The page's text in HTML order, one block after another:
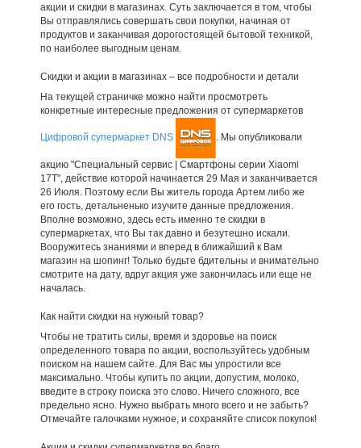
акции и скидки в магазинах. Суть заключается в том, чтобы
Вы отправлялись совершать свои покупки, начиная от
продуктов и заканчивая дорогостоящей бытовой техникой,
по наиболее выгодным ценам.
Скидки и акции в магазинах – все подробности и детали
На текущей страничке можно найти просмотреть
конкретные интересные предложения от супермаркетов
Цифровой супермаркет DNS . Мы опубликовали
акцию "Специальный сервис | Смартфоны серии Xiaomi
17Т", действие которой начинается 29 Мая и заканчивается
26 Июля. Поэтому если Вы житель города Артем либо же
его гость, детальненько изучите данные предложения.
Вполне возможно, здесь есть именно те скидки в
супермаркетах, что Вы так давно и безутешно искали.
Вооружитесь знаниями и вперед в ближайший к Вам
магазин на шопинг! Только будьте бдительны и внимательно
смотрите на дату, вдруг акция уже закончилась или еще не
началась.
Как найти скидки на нужный товар?
Чтобы не тратить силы, время и здоровье на поиск
определенного товара по акции, воспользуйтесь удобным
поиском на нашем сайте. Для Вас мы упростили все
максимально. Чтобы купить по акции, допустим, молоко,
введите в строку поиска это слово. Ничего сложного, все
предельно ясно. Нужно выбрать много всего и не забыть?
Отмечайте галочками нужное, и сохраняйте список покупок!